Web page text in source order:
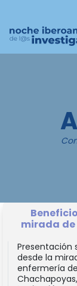
mirada
Presentación
desde la
enfermería